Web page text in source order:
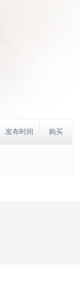
发布时间 购买